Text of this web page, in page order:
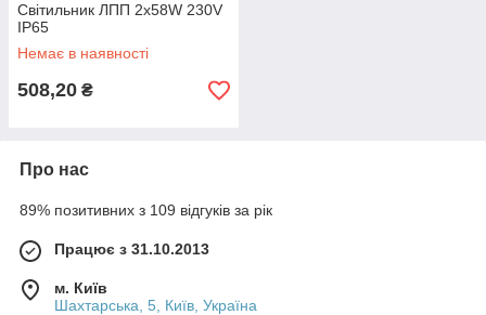
Світильник ЛПП 2х58W 230V
IP65
Немає в наявності
508,20 ₴
Про нас
89% позитивних з 109 відгуків за рік
Працює з 31.10.2013
м. Київ
Шахтарська, 5, Київ, Україна